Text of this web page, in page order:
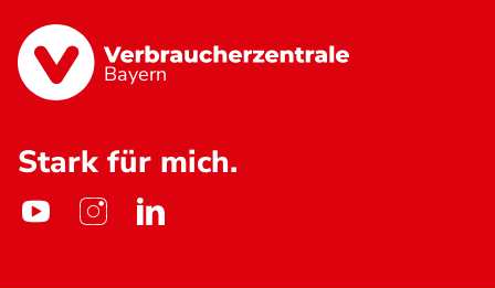
Bayern
Stark für mich.